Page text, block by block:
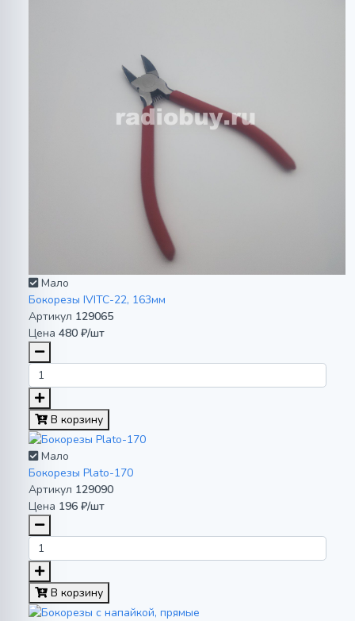
Мало
Бокорезы IVITC-22, 163мм
Артикул 129065
Цена 480 ₽/шт
В корзину
Мало
Бокорезы Plato-170
Артикул 129090
Цена 196 ₽/шт
В корзину